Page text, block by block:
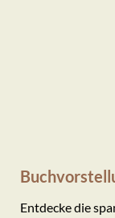
Entdecke die